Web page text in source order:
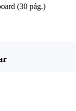
(30 pág.)